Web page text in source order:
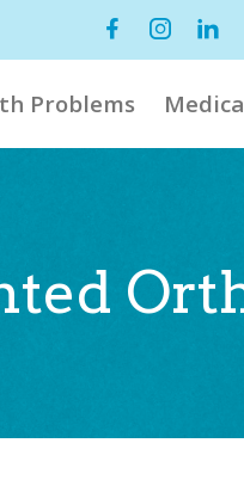
Problems